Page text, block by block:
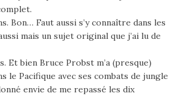
Bon… Faut aussi s’y connaître dans les
mais un sujet original que j’ai lu de
Et bien Bruce Probst m’a (presque)
le Pacifique avec ses combats de jungle
envie de me repassé les dix